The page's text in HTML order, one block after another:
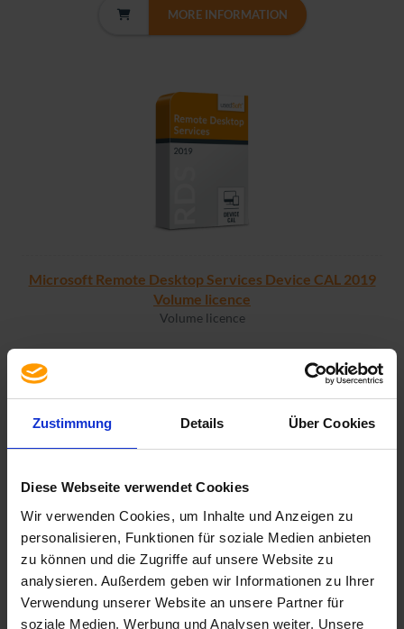
Zustimmung Details Über Cookies
Diese Webseite verwendet Cookies
Wir verwenden Cookies, um Inhalte und Anzeigen zu
personalisieren, Funktionen für soziale Medien anbieten
zu können und die Zugriffe auf unsere Website zu
analysieren. Außerdem geben wir Informationen zu Ihrer
Verwendung unserer Website an unsere Partner für
soziale Medien, Werbung und Analysen weiter. Unsere
MORE INFORMATION
Microsoft Remote Desktop Services Device CAL 2019
Volume licence
Volume licence